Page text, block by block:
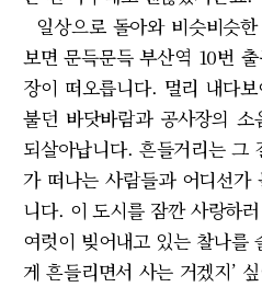
일상으로 돌아와 비슷비슷
보면 문득문득 부산역 10번
장이 떠오릅니다. 멀리 내다
불던 바닷바람과 공사장의
되살아납니다. 흔들거리는 그
가 떠나는 사람들과 어디선가
니다. 이 도시를 잠깐 사랑하
여럿이 빚어내고 있는 찰나를
게 흔들리면서 사는 거겠지’